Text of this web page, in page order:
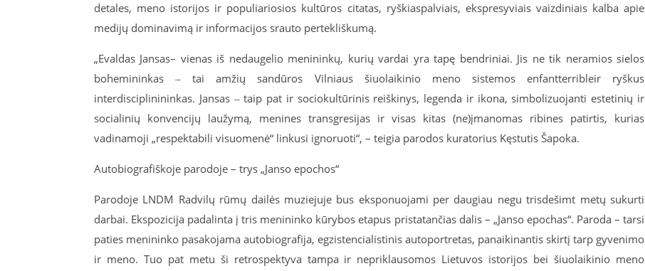
detales, meno istorijos ir populiariosios kultūros citatas, ryškiaspalviais, ekspresyviais vaizdiniais kalba apie
medijų dominavimą ir informacijos srauto pertekliškumą.
„Evaldas Jansas– vienas iš nedaugelio menininkų, kurių vardai yra tapę bendriniai. Jis ne tik neramios sielos
bohemininkas ‒taiamžių sandūros Vilniaus šiuolaikinio meno sistemos enfantterribleir ryškus
interdisciplinininkas. Jansas‒ taip pat ir sociokultūrinis reiškinys, legenda ir ikona, simbolizuojanti estetinių ir
socialinių konvencijų laužymą, menines transgresijas ir visas kitas (ne)įmanomas ribines patirtis, kurias
vadinamoji „respektabili visuomenė“ linkusi ignoruoti“, – teigia parodos kuratorius Kęstutis Šapoka.
Autobiografiškoje parodoje – trys „Janso epochos“
Parodoje LNDM Radvilų rūmų dailės muziejuje bus eksponuojami per daugiau negu trisdešimt metų sukurti
darbai. Ekspozicija padalinta į tris menininko kūrybos etapus pristatančias dalis – „Jansoepochas“. Paroda – tarsi
paties menininko pasakojama autobiografija, egzistencialistinis autoportretas, panaikinantis skirtį tarp gyvenimo
ir meno. Tuo pat metu ši retrospektyva tampa ir nepriklausomos Lietuvos istorijos bei šiuolaikinio meno